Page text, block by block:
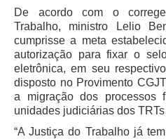
Comitê de Gestão de
Comissão de
Comitê de Atenção
Servidores
Comitê de Segurança
Comitê de Combate ao
Aprendizagem
De acordo com o
Trabalho, ministro Lelio
cumprisse a meta
autorização para fixar o
eletrônica, em seu
disposto no Provimento
a migração dos processos
unidades judiciárias dos
“A Justiça do Trabalho já